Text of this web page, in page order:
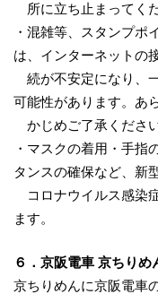
所に立ち止まってくだ
・混雑等、スタンプポ
は、インターネットの
続が不安定になり、
可能性があります。あ
かじめご了承ください
・マスクの着用・手指
タンスの確保など、新
コロナウイルス感染
ます。
６．京阪電車 京ちりめ
京ちりめんに京阪電車